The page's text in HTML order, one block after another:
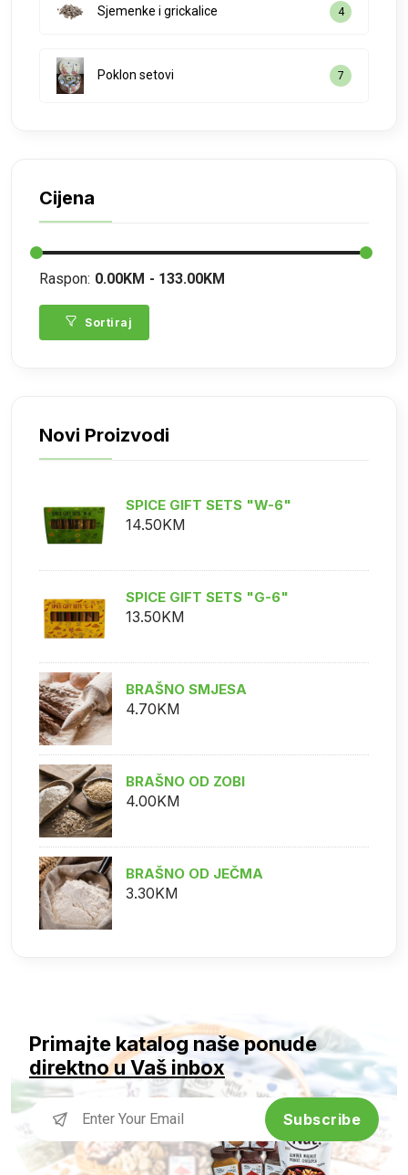
Sjemenke i grickalice 4
Poklon setovi 7
Cijena
Raspon: 0.00KM 133.00KM
Sortiraj
Novi Proizvodi
SPICE GIFT SETS "W-6"
14.50KM
SPICE GIFT SETS "G-6"
13.50KM
BRAŠNO SMJESA
4.70KM
BRAŠNO OD ZOBI
4.00KM
BRAŠNO OD JEČMA
3.30KM
Primajte katalog naše ponude
direktno u Vaš inbox
Subscribe